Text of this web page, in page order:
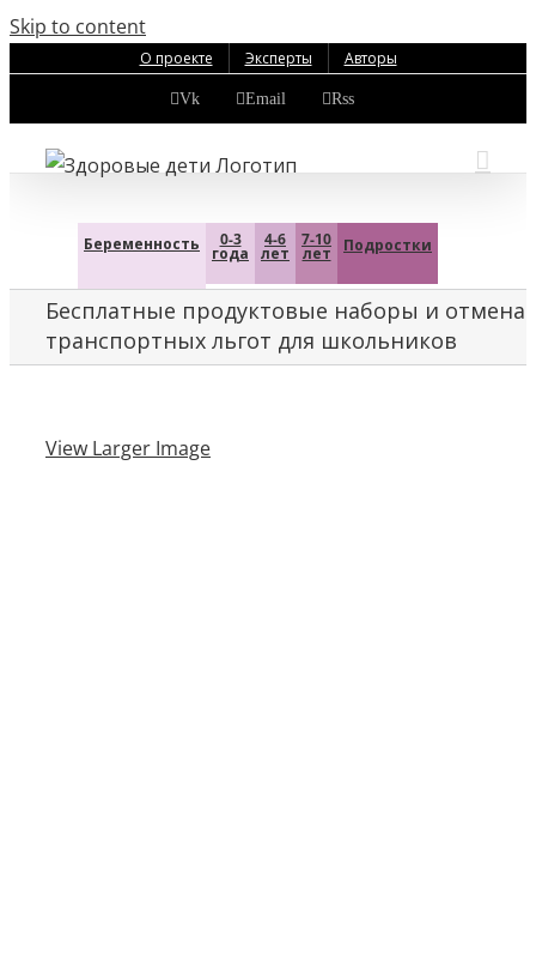
Skip to content
О проекте Эксперты Авторы
Vk Email Rss
Беременность 0-3
года
4-6
лет
7-10
лет Подростки
Бесплатные продуктовые наборы и отмена
транспортных льгот для школьников
View Larger Image